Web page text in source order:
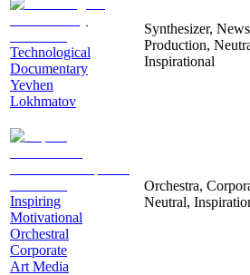
Technological
Documentary
Yevhen
Lokhmatov
Synthesizer,
Production,
Inspirational
Inspiring
Motivational
Orchestral
Corporate
Art Media
Orchestra,
Neutral,